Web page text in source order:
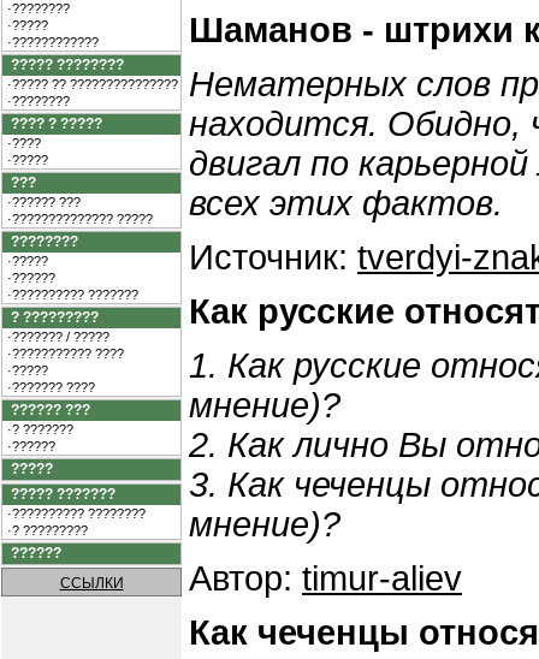
·????????
·?????
·????????????
????? ????????
·????? ?? ???????????????
·????????
???? ? ?????
·????
·?????
???
·?????? ???
·?????????????? ?????
????????
·?????
·??????
·?????????? ???????
? ?????????
·??????? / ?????
·??????????? ????
·?????
·??????? ????
?????? ???
·? ???????
·??????
?????
????? ???????
·?????????? ????????
·? ?????????
??????
ССЫЛКИ
Шаманов - штрихи
Нематерных слов
находится. Обидно,
двигал по
всех этих фактов.
Источник: tverdyi-
Как русские
1. Как русские
мнение)?
2. Как лично Вы
3. Как чеченцы
мнение)?
Автор: timur-aliev
Как чеченцы